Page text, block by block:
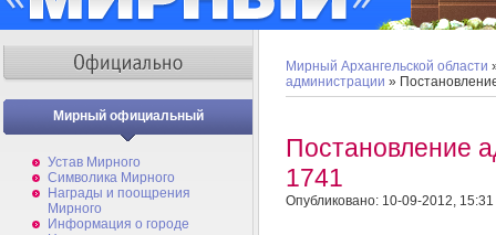
Мирный официальный
Устав Мирного
Символика Мирного
Награды и поощрения
Мирного
Информация о городе
Мирный Архангельской области
администрации »
Постановление
1741
Опубликовано: 10-09-2012, 15:31